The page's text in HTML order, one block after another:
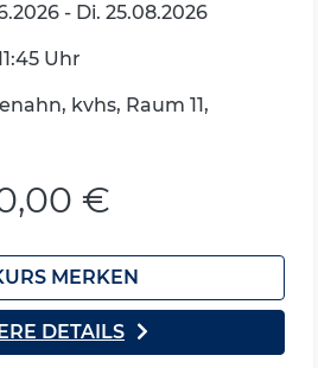
- Di. 25.08.2026
Uhr
kvhs, Raum 11,
€
MERKEN
DETAILS